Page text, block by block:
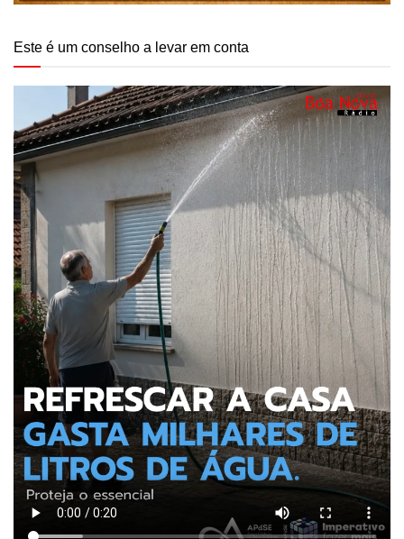
Este é um conselho a levar em conta